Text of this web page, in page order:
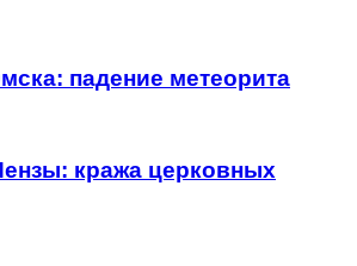
падение метеорита
кража церковных